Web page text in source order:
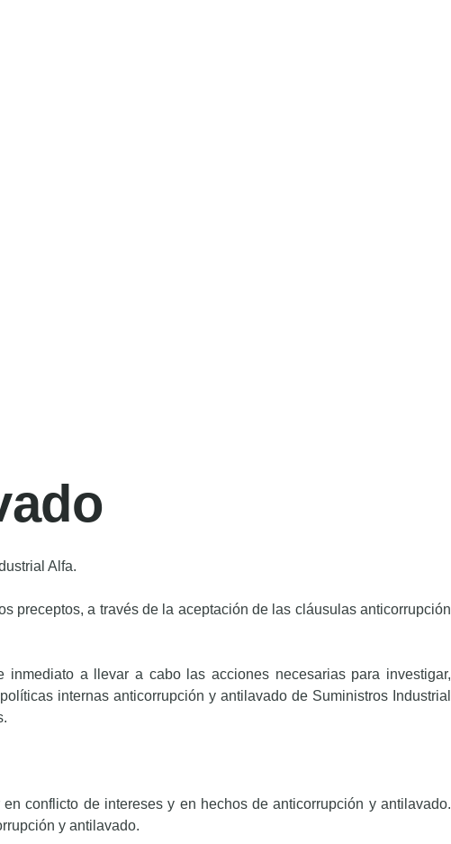
Alfa.
preceptos, a través de la aceptación de las cláusulas anticorrupción
a llevar a cabo las acciones necesarias para investigar,
internas anticorrupción y antilavado de Suministros Industrial
conflicto de intereses y en hechos de anticorrupción y antilavado.
y antilavado.